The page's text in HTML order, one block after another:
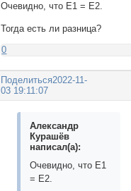
Очевидно, что E1 = E2.
Тогда есть ли разница?
0
Поделиться2022-11-
03 19:11:07
Александр
Курашёв
написал(а):
Очевидно, что E1
= E2.